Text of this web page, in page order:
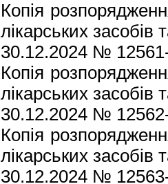
Копія
лікарських засобів
30.12.2024 №
Копія
лікарських засобів
30.12.2024 №
Копія
лікарських засобів
30.12.2024 №